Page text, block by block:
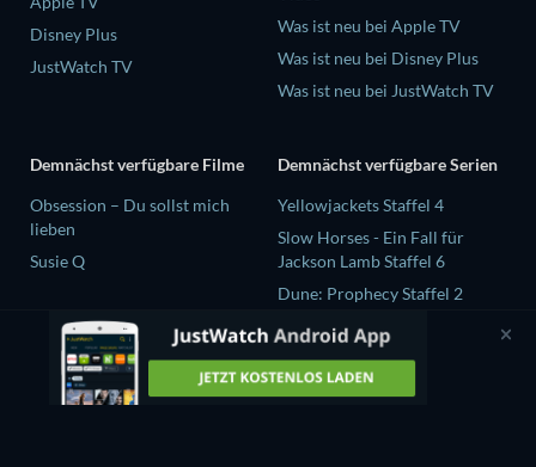
Disney Plus
JustWatch TV
Was ist neu bei Apple TV
Was ist neu bei Disney Plus
Was ist neu bei JustWatch TV
Demnächst verfügbare Filme
Obsession – Du sollst mich
lieben
Susie Q
Demnächst verfügbare Serien
Yellowjackets Staffel 4
Slow Horses - Ein Fall für
Jackson Lamb Staffel 6
Dune: Prophecy Staffel 2
The Gentlemen Staffel 2
Love Is Blind: UK Staffel 3